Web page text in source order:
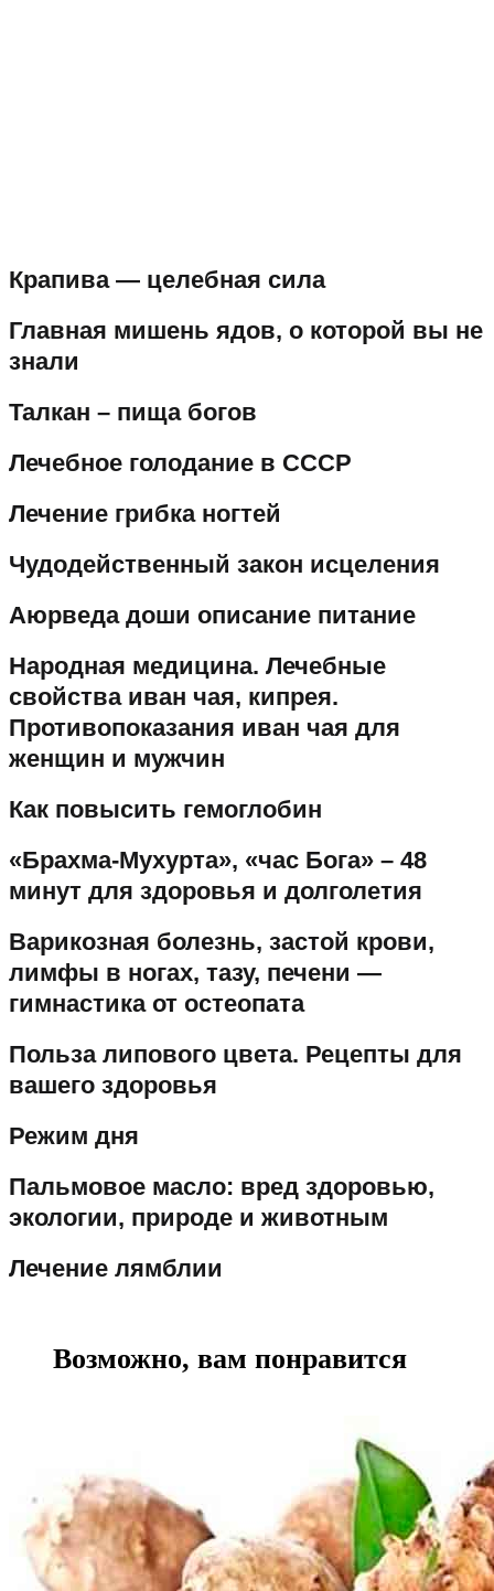
Крапива — целебная сила
Главная мишень ядов, о которой вы не
знали
Талкан – пища богов
Лечебное голодание в СССР
Лечение грибка ногтей
Чудодейственный закон исцеления
Аюрведа доши описание питание
Народная медицина. Лечебные
свойства иван чая, кипрея.
Противопоказания иван чая для
женщин и мужчин
Как повысить гемоглобин
«Брахма-Мухурта», «час Бога» – 48
минут для здоровья и долголетия
Варикозная болезнь, застой крови,
лимфы в ногах, тазу, печени —
гимнастика от остеопата
Польза липового цвета. Рецепты для
вашего здоровья
Режим дня
Пальмовое масло: вред здоровью,
экологии, природе и животным
Лечение лямблии
Возможно, вам понравится